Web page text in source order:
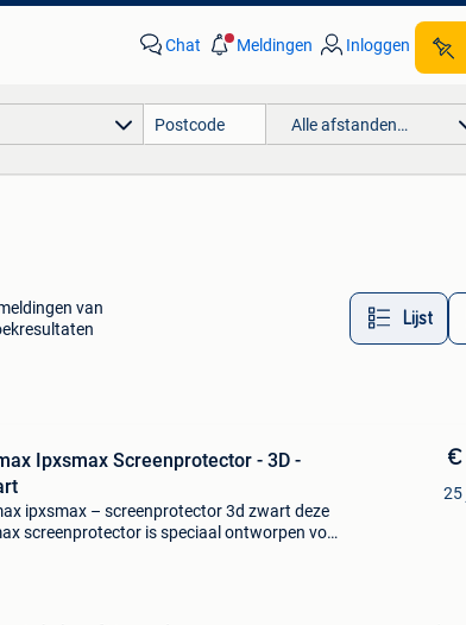
Chat Meldingen Inloggen
Alle afstanden…
van
Lijst
Ipxsmax Screenprotector - 3D -
ipxsmax – screenprotector 3d zwart deze
screenprotector is speciaal ontworpen voor
€
25